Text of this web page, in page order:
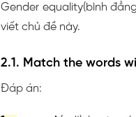
Gender equality(bình
viết chủ đề này.
2.1. Match the words
Đáp án: